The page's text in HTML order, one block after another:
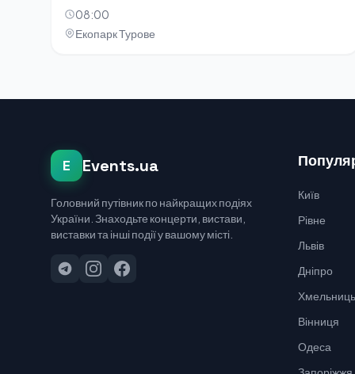
08:00
Екопарк Турове
E Events.ua
Головний путівник по найкращих подіях
України. Знаходьте концерти, вистави,
виставки та інші події у вашому місті.
Київ
Рівне
Львів
Дніпро
Вінниця
Одеса